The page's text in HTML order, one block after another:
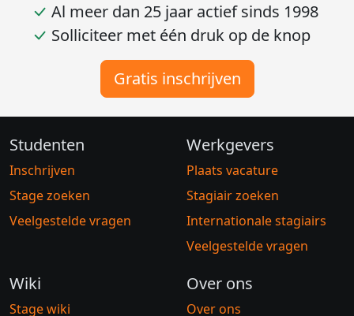
Al meer dan 25 jaar actief sinds 1998
Solliciteer met één druk op de knop
Gratis inschrijven
Studenten
Inschrijven
Stage zoeken
Veelgestelde vragen
Werkgevers
Plaats vacature
Stagiair zoeken
Internationale stagiairs
Veelgestelde vragen
Wiki
Stage wiki
Over ons
Over ons